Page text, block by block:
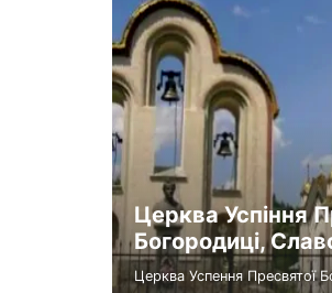
Церква Успіння
Богородиці,
Церква Успення Пресвятої